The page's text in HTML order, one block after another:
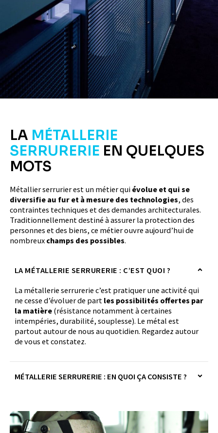
LA MÉTALLERIE
SERRURERIE EN QUELQUES
MOTS
Métallier serrurier est un métier qui évolue et qui se
diversifie au fur et à mesure des technologies, des
contraintes techniques et des demandes architecturales.
Traditionnellement destiné à assurer la protection des
personnes et des biens, ce métier ouvre aujourd’hui de
nombreux champs des possibles.
LA MÉTALLERIE SERRURERIE : C’EST QUOI ?
La métallerie serrurerie c’est pratiquer une activité qui
ne cesse d’évoluer de part les possibilités offertes par
la matière (résistance notamment à certaines
intempéries, durabilité, souplesse). Le métal est
partout autour de nous au quotidien. Regardez autour
de vous et constatez.
MÉTALLERIE SERRURERIE : EN QUOI ÇA CONSISTE ?